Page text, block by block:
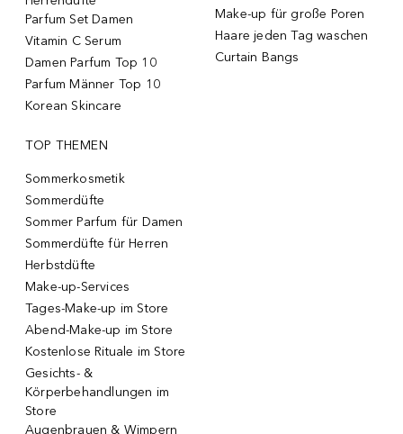
Parfum Set Damen
Vitamin C Serum
Damen Parfum Top 10
Parfum Männer Top 10
Korean Skincare
Make-up für große Poren
Haare jeden Tag waschen
Curtain Bangs
TOP THEMEN
Sommerkosmetik
Sommerdüfte
Sommer Parfum für Damen
Sommerdüfte für Herren
Herbstdüfte
Make-up-Services
Tages-Make-up im Store
Abend-Make-up im Store
Kostenlose Rituale im Store
Gesichts- &
Körperbehandlungen im
Store
Augenbrauen & Wimpern